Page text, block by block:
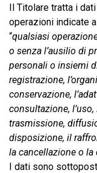
Il Titolare tratta i
operazioni indicate
“qualsiasi
o senza l’ausilio di
personali o insiemi
registrazione,
conservazione,
consultazione,
trasmissione,
disposizione, il
la cancellazione o
I dati sono